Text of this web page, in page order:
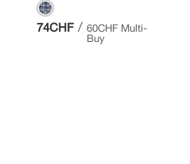
74CHF / 60CHF Multi-
Buy